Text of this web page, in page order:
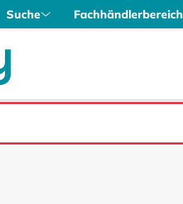
Suche Fachhändlerbereich